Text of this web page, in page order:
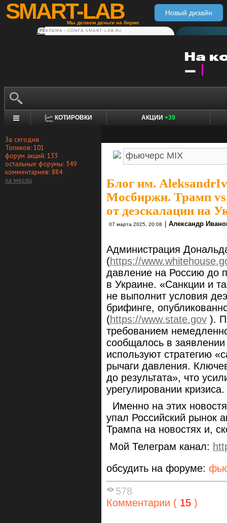
SMART-LAB
Мы делаем деньги на бирже
Новый дизайн
РЕКЛАМА • CONFA.SMART-LAB.RU
КОТИРОВКИ АКЦИИ +39
За сегодня
Топиков: 101
форум акций: 133
остальные форумы: 349
комментариев: 884
за месяц
Блог им.
Мосбиржи. Трамп vs
от деэскалации на
07 марта 2025, 20:08 Александр
Администрация
(https://
давление на Россию до
в Украине. «Санкции и
не выполнит условия
брифинге,
(https://www.state.gov ).
требованием
сообщалось в
используют стратегию
рычаги давления.
до результата», что
урегулировании
Именно на этих
упал Российский рынок
Трампа на новостях и,
Мой Телеграм канал:
обсудить на форуме:
578
Комментарии ( 15 )